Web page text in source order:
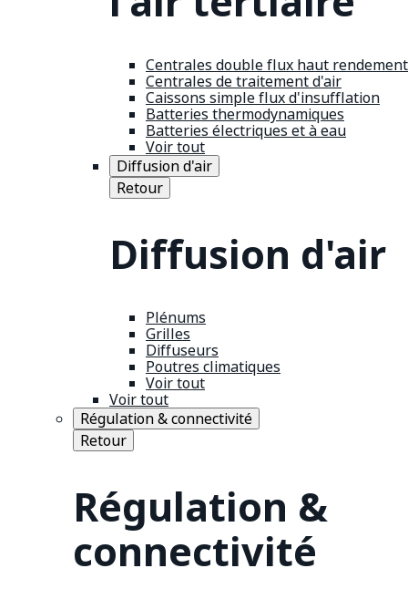
Centrales double flux haut rendement
Centrales de traitement d'air
Caissons simple flux d'insufflation
Batteries thermodynamiques
Batteries électriques et à eau
Voir tout
Diffusion d'air
Retour
Diffusion d'air
Plénums
Grilles
Diffuseurs
Poutres climatiques
Voir tout
Voir tout
Régulation & connectivité
Retour
Régulation &
connectivité